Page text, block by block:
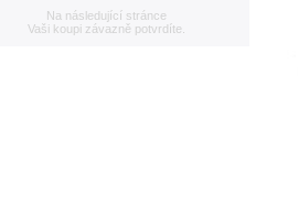
Na následující stránce
Vaši koupi závazně potvrdíte.